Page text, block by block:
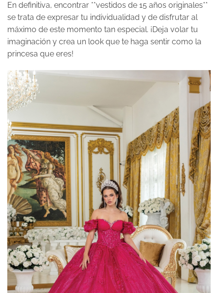
En definitiva, encontrar **vestidos de 15 años originales**
se trata de expresar tu individualidad y de disfrutar al
máximo de este momento tan especial. ¡Deja volar tu
imaginación y crea un look que te haga sentir como la
princesa que eres!